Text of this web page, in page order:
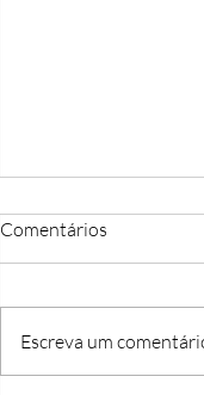
A Felicidade
Comentários
Escreva um